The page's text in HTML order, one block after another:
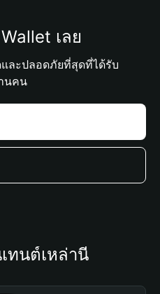
เลย
ละปลอดภัยที่สุดที่ได้รับ
นคน
ทนต์เหล่านี้